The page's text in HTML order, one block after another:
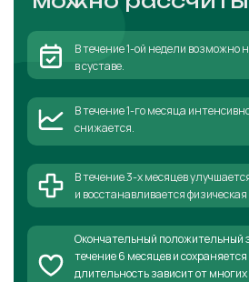
В течение 1-ой недели возможно
в суставе.
В течение 1-го месяца
снижается.
В течение 3-х месяцев
и восстанавливается
Окончательный положительный
течение 6 месяцев и
длительность зависит от многих